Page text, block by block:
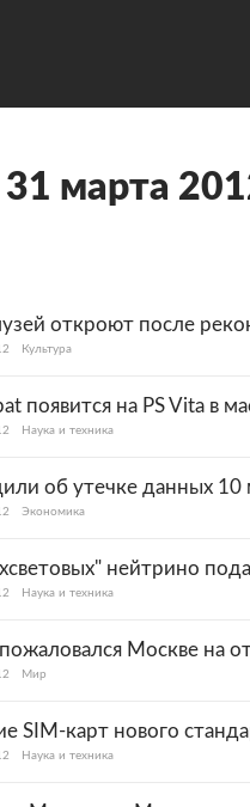
марта
откроют после
Культура
появится на PS Vita в
Наука и техника
об утечке данных 10
Экономика
нейтрино
Наука и техника
Москве на
Мир
SIM-карт нового
Наука и техника